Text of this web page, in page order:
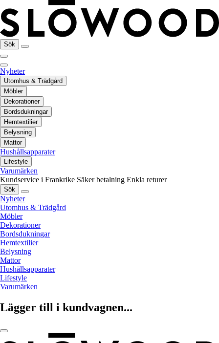
Sök
Nyheter
Utomhus & Trädgård
Möbler
Dekorationer
Bordsdukningar
Hemtextilier
Belysning
Mattor
Hushållsapparater
Lifestyle
Varumärken
Kundservice i Frankrike Säker betalning Enkla returer
Sök
Nyheter
Utomhus & Trädgård
Möbler
Dekorationer
Bordsdukningar
Hemtextilier
Belysning
Mattor
Hushållsapparater
Lifestyle
Varumärken
Lägger till i kundvagnen...